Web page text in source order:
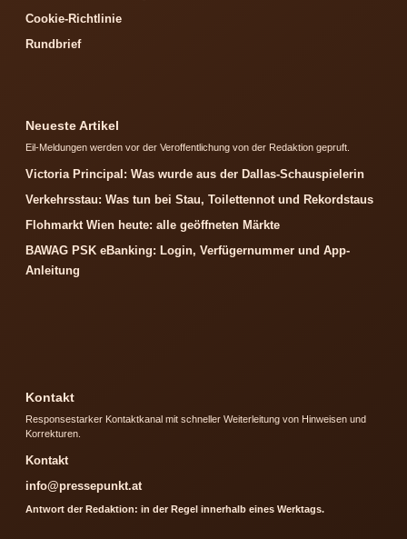
Cookie-Richtlinie
Rundbrief
Neueste Artikel
Eil-Meldungen werden vor der Veroffentlichung von der Redaktion gepruft.
Victoria Principal: Was wurde aus der Dallas-Schauspielerin
Verkehrsstau: Was tun bei Stau, Toilettennot und Rekordstaus
Flohmarkt Wien heute: alle geöffneten Märkte
BAWAG PSK eBanking: Login, Verfügernummer und App-
Anleitung
Kontakt
Responsestarker Kontaktkanal mit schneller Weiterleitung von Hinweisen und
Korrekturen.
Kontakt
info@pressepunkt.at
Antwort der Redaktion: in der Regel innerhalb eines Werktags.